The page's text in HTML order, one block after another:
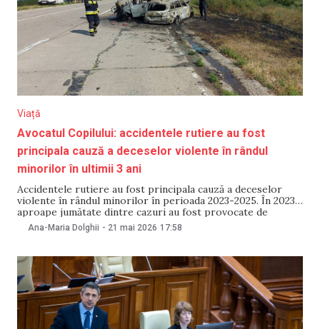
Viață
Avocatul Copilului: accidentele rutiere au fost
principala cauză a deceselor violente în rândul
minorilor în ultimii 3 ani
Accidentele rutiere au fost principala cauză a deceselor
violente în rândul minorilor în perioada 2023-2025. În 2023,
aproape jumătate dintre cazuri au fost provocate de
încălcarea regulilor de circulație, iar în 2024 ponderea
acestora a crescut la circa 63%. Datele apar în raportul
copilului,
Ana-Maria Dolghii - 21 mai 2026 17:58